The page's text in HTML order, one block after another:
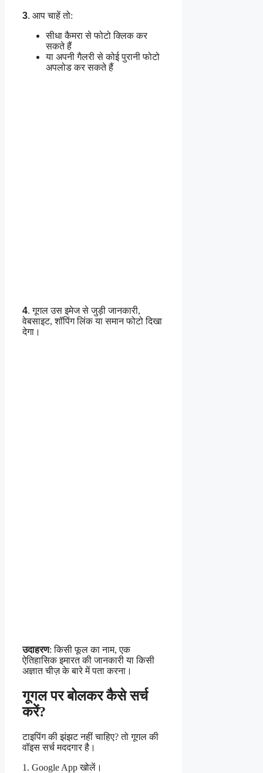
3. आप चाहें तो:
सीधा कैमरा से फोटो क्लिक कर
सकते हैं
या अपनी गैलरी से कोई पुरानी फोटो
अपलोड कर सकते हैं
4.गूगल उस इमेज से जुड़ी जानकारी,
वेबसाइट, शॉपिंग लिंक या समान फोटो दिखा
देगा।
उदाहरण: किसी फूल का नाम, एक
ऐतिहासिक इमारत की जानकारी या किसी
अज्ञात चीज़ के बारे में पता करना।
गूगल पर बोलकर कैसे सर्च
करें?
टाइपिंग की झंझट नहीं चाहिए? तो गूगल की
वॉइस सर्च मददगार है।
1. Google App खोलें।